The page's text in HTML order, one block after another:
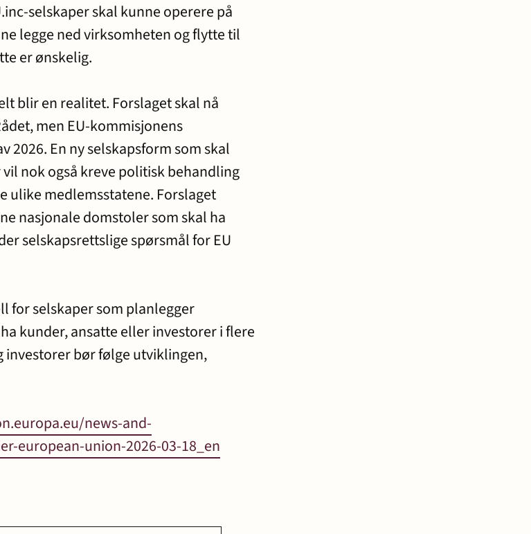
selskaper skal kunne operere på
legge ned virksomheten og flytte til
er ønskelig.
blir en realitet. Forslaget skal nå
men EU-kommisjonens
2026. En ny selskapsform som skal
nok også kreve politisk behandling
ulike medlemsstatene. Forslaget
nasjonale domstoler som skal ha
selskapsrettslige spørsmål for EU
for selskaper som planlegger
kunder, ansatte eller investorer i flere
investorer bør følge utviklingen,
news-and-
european-union-2026-03-18_en